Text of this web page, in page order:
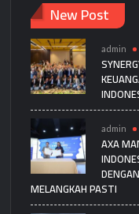
New Post
admin
admin
AXA
MELANGKAH PASTI